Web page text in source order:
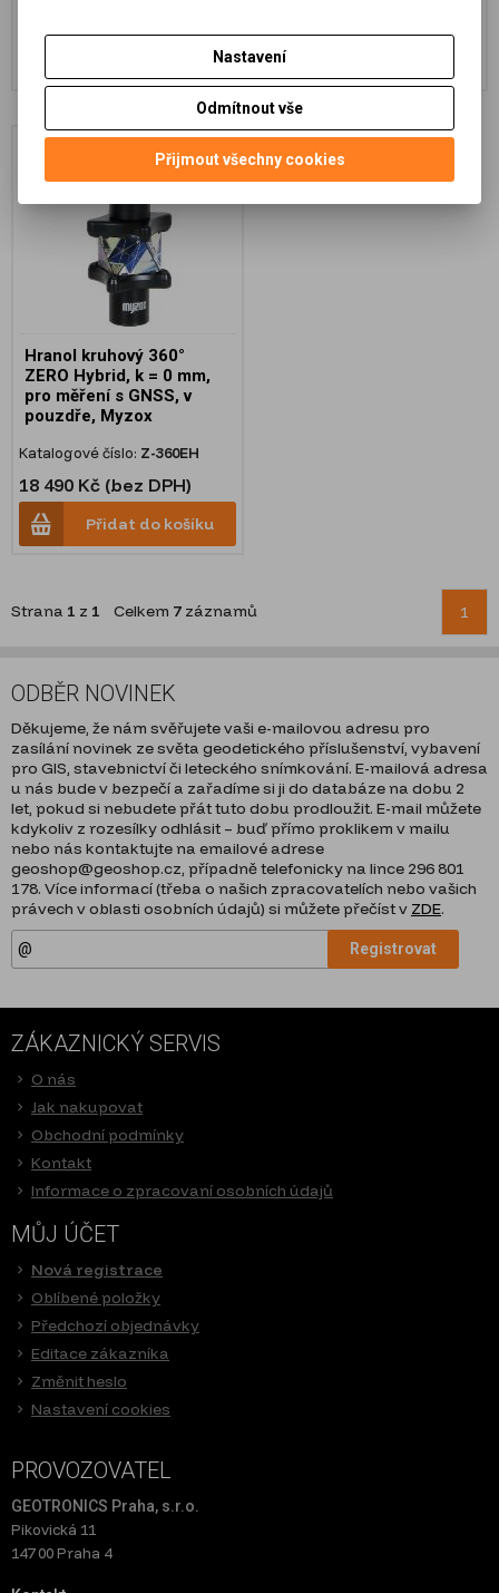
Hranol kruhový 360°
ZERO Hybrid, k = 0 mm,
pro měření s GNSS, v
pouzdře, Myzox
Katalogové číslo: Z-360EH
18 490 Kč (bez DPH)
Přidat do košíku
Strana 1 z 1 Celkem 7 záznamů 1
ODBĚR NOVINEK
Děkujeme, že nám svěřujete vaši e-mailovou adresu pro
zasílání novinek ze světa geodetického příslušenství, vybavení
pro GIS, stavebnictví či leteckého snímkování. E-mailová adresa
u nás bude v bezpečí a zařadíme si ji do databáze na dobu 2
let, pokud si nebudete přát tuto dobu prodloužit. E-mail můžete
kdykoliv z rozesílky odhlásit – buď přímo proklikem v mailu
nebo nás kontaktujte na emailové adrese
geoshop@geoshop.cz, případně telefonicky na lince 296 801
178. Více informací (třeba o našich zpracovatelích nebo vašich
právech v oblasti osobních údajů) si můžete přečíst v ZDE.
Registrovat
ZÁKAZNICKÝ SERVIS
O nás
Jak nakupovat
Obchodní podmínky
Kontakt
Informace o zpracovaní osobních údajů
MŮJ ÚČET
Nová registrace
Oblíbené položky
Předchozí objednávky
Editace zákazníka
Změnit heslo
Nastavení cookies
PROVOZOVATEL
GEOTRONICS Praha, s.r.o.
Pikovická 11
147 00 Praha 4
Nastavení
Odmítnout vše
Přijmout všechny cookies